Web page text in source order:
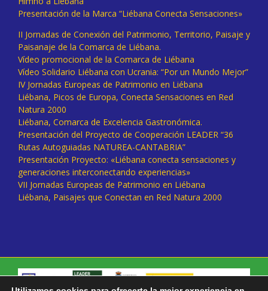
Presentación de la Marca “Liébana Conecta Sensaciones»
II Jornadas de Conexión del Patrimonio, Territorio, Paisaje y
Paisanaje de la Comarca de Liébana.
Vídeo promocional de la Comarca de Liébana
Vídeo Solidario Liébana con Ucrania: “Por un Mundo Mejor”
IV Jornadas Europeas de Patrimonio en Liébana
Liébana, Picos de Europa, Conecta Sensaciones en Red
Natura 2000
Liébana, Comarca de Excelencia Gastronómica.
Presentación del Proyecto de Cooperación LEADER “36
Rutas Autoguiadas NATUREA-CANTABRIA”
Presentación Proyecto: «Liébana conecta sensaciones y
generaciones interconectando experiencias»
VII Jornadas Europeas de Patrimonio en Liébana
Liébana, Paisajes que Conectan en Red Natura 2000